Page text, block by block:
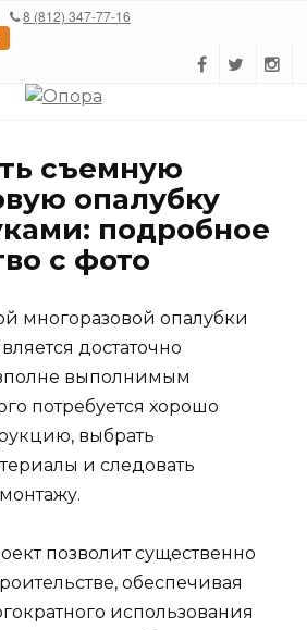
8 (812) 347-77-16
съемную
опалубку
подробное
с фото
многоразовой опалубки
достаточно
выполнимым
потребуется хорошо
выбрать
и следовать
позволит существенно
обеспечивая
использования